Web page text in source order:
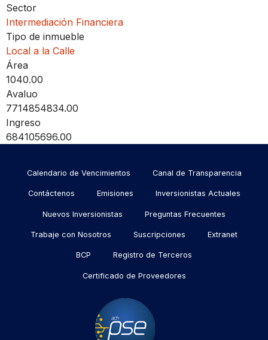
Sector
Intermediación Financiera
Tipo de inmueble
Local a la Calle
Área
1040.00
Avaluo
7714854834.00
Ingreso
684105696.00
Menu
footer
Calendario de Vencimientos Canal de Transparencia
Contáctenos Emisiones Inversionistas Actuales
Nuevos Inversionistas Preguntas Frecuentes
Trabaje con Nosotros Suscripciones Extranet
BCP Registro de Terceros
Certificado de Proveedores